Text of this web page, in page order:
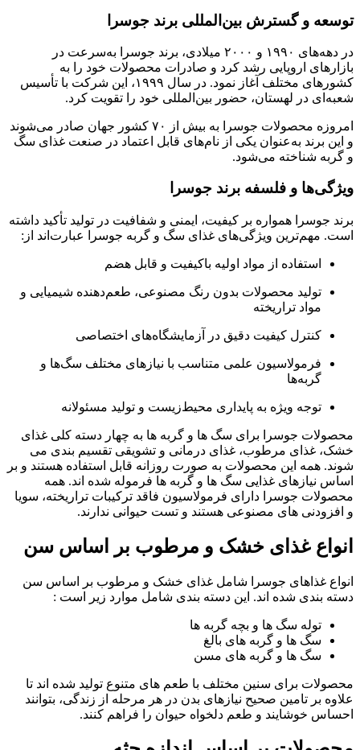
توسعه و گسترش بین‌المللی برند جوسرا
در دهه‌های ۱۹۹۰ و ۲۰۰۰ میلادی، برند جوسرا به‌سرعت در
بازارهای اروپایی رشد کرد و صادرات محصولات خود را به
کشورهای مختلف آغاز نمود. در سال ۱۹۹۹، این شرکت با تأسیس
شعبه‌ای در لهستان، حضور بین‌المللی خود را تقویت کرد.
امروزه محصولات جوسرا به بیش از ۷۰ کشور جهان صادر می‌شوند
و این برند به‌عنوان یکی از نام‌های قابل اعتماد در صنعت غذای سگ
و گربه شناخته می‌شود.
ویژگی‌ها و فلسفه برند جوسرا
برند جوسرا همواره بر کیفیت، ایمنی و شفافیت در تولید تأکید داشته
است. مهم‌ترین ویژگی‌های غذای سگ و گربه جوسرا عبارت‌اند از:
استفاده از مواد اولیه باکیفیت و قابل هضم
تولید محصولات بدون رنگ مصنوعی، طعم‌دهنده شیمیایی و
مواد تراریخته
کنترل کیفیت دقیق در آزمایشگاه‌های اختصاصی
فرمولاسیون علمی متناسب با نیازهای مختلف سگ‌ها و
گربه‌ها
توجه ویژه به پایداری محیط‌زیست و تولید مسئولانه
محصولات جوسرا برای سگ ها و گربه ها به چهار دسته کلی غذای
خشک، غذای مرطوب، غذای درمانی و تشویقی تقسیم بندی می
شوند. همه این محصولات به صورت روزانه قابل استفاده هستند و بر
اساس نیازهای غذایی سگ ها و گربه ها فرموله شده اند. همه
محصولات جوسرا دارای فرمولاسیون فاقد ترکیبات تراریخته، سویا
و افزودنی های مصنوعی هستند و تست حیوانی ندارند.
انواع غذای خشک و مرطوب بر اساس سن
انواع غذاهای جوسرا شامل غذای خشک و مرطوب بر اساس سن
دسته بندی شده اند. این دسته بندی شامل موارد زیر است :
توله سگ ها و بچه گربه ها
سگ ها و گربه های بالغ
سگ ها و گربه های مسن
محصولات برای سنین مختلف با طعم های متنوع تولید شده اند تا
علاوه بر تامین صحیح نیازهای بدن در هر مرحله از زندگی، بتوانند
احساس خوشایند و طعم دلخواه حیوان را فراهم کنند.